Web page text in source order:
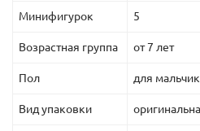
Минифигурок 5
Возрастная группа от 7 лет
Пол для
Вид упаковки